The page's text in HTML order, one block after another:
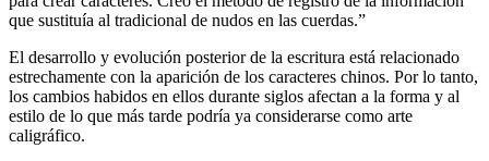
que sustituía al tradicional de nudos en las cuerdas.”
El desarrollo y evolución posterior de la escritura está relacionado
estrechamente con la aparición de los caracteres chinos. Por lo tanto,
los cambios habidos en ellos durante siglos afectan a la forma y al
estilo de lo que más tarde podría ya considerarse como arte
caligráfico.